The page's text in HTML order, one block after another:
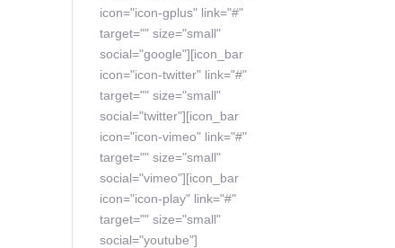
icon="icon-gplus" link="#"
target="" size="small"
social="google"][icon_bar
icon="icon-twitter" link="#"
target="" size="small"
social="twitter"][icon_bar
icon="icon-vimeo" link="#"
target="" size="small"
social="vimeo"][icon_bar
icon="icon-play" link="#"
target="" size="small"
social="youtube"]